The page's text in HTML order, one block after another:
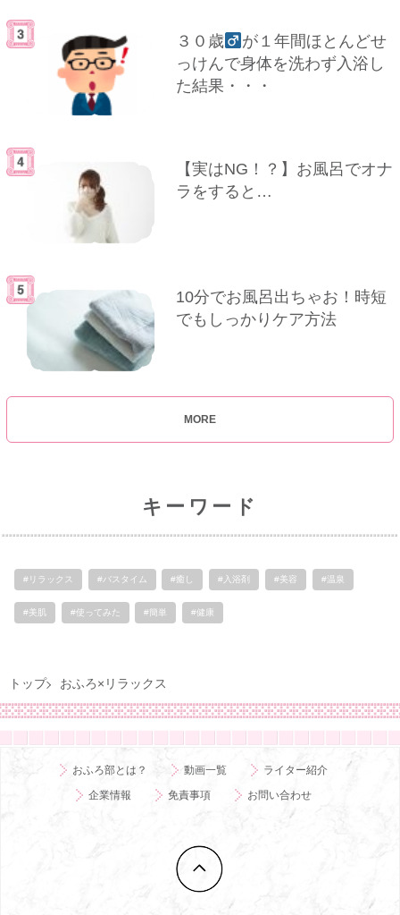
３０歳
が１年間ほとんどせ
っけんで身体を洗わず入浴し
た結果・・・
【実はNG！？】お風呂でオナ
ラをすると…
10分でお風呂出ちゃお！時短
でもしっかりケア方法
MORE
キーワード
#リラックス #バスタイム #癒し #入浴剤 #美容 #温泉
#美肌 #使ってみた #簡単 #健康
トップ おふろ×リラックス
おふろ部とは？ 動画一覧
ライター紹介
企業情報
免責事項 お問い合わせ